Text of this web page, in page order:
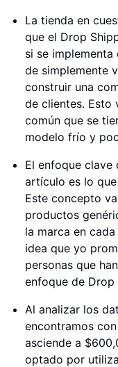
La tienda en
que el Drop
si se implementa
de simplemente
construir una
de clientes. Esto
común que se
modelo frío y
El enfoque clave
artículo es lo
Este concepto
productos
la marca en
idea que yo
personas que
enfoque de Drop
Al analizar los
encontramos
asciende a
optado por